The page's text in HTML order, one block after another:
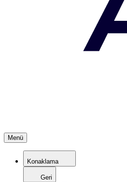
Menü
Konaklama
Geri